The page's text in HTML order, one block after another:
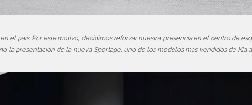
el país. Por este motivo, decidimos reforzar nuestra presencia en el centro de
la presentación de la nueva Sportage, uno de los modelos más vendidos de Kia